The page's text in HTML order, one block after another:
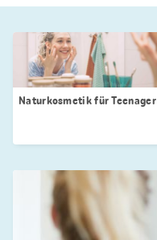
Naturkosmetik für Teenager